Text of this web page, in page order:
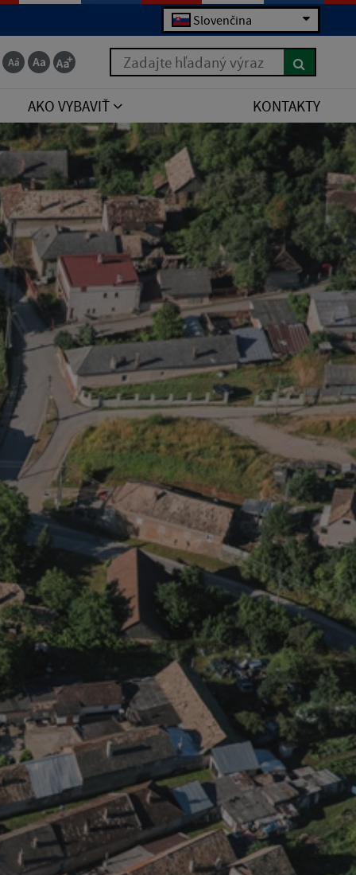
Slovenčina
Zadajte hľadaný výraz
AKO VYBAVIŤ KONTAKTY